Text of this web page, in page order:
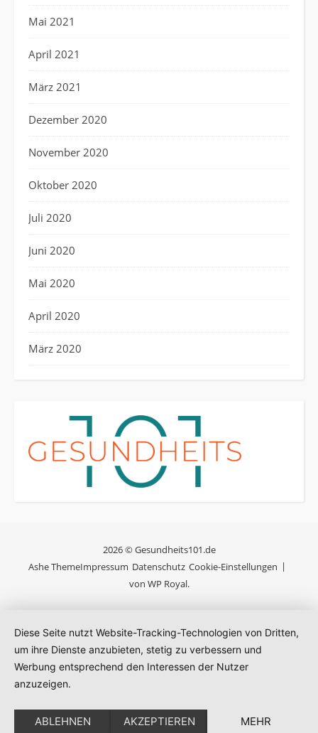
Mai 2021
April 2021
März 2021
Dezember 2020
November 2020
Oktober 2020
Juli 2020
Juni 2020
Mai 2020
April 2020
März 2020
2026 © Gesundheits101.de
Impressum Datenschutz Cookie-Einstellungen
Ashe Theme
von WP Royal.
Diese Seite nutzt Website-Tracking-Technologien von Dritten,
um ihre Dienste anzubieten, stetig zu verbessern und
Werbung entsprechend den Interessen der Nutzer
anzuzeigen.
ABLEHNEN AKZEPTIEREN MEHR